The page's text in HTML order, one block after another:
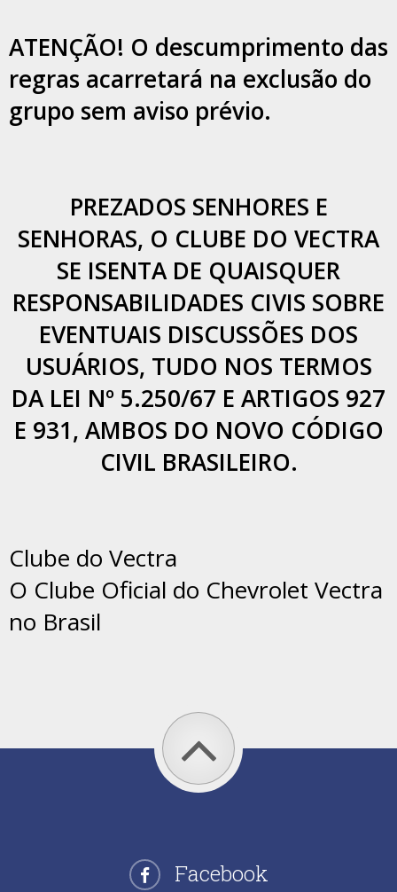
ATENÇÃO! O descumprimento das
regras acarretará na exclusão do
grupo sem aviso prévio.
PREZADOS SENHORES E
SENHORAS, O CLUBE DO VECTRA
SE ISENTA DE QUAISQUER
RESPONSABILIDADES CIVIS SOBRE
EVENTUAIS DISCUSSÕES DOS
USUÁRIOS, TUDO NOS TERMOS
DA LEI Nº 5.250/67 E ARTIGOS 927
E 931, AMBOS DO NOVO CÓDIGO
CIVIL BRASILEIRO.
Clube do Vectra
O Clube Oficial do Chevrolet Vectra
no Brasil
Facebook